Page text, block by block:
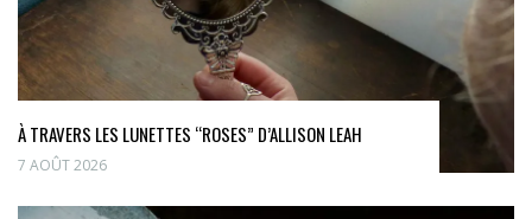
À TRAVERS LES LUNETTES “ROSES” D’ALLISON LEAH
7 AOÛT 2026